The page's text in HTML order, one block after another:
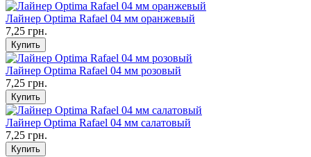
Лайнер Optima Rafael 04 мм оранжевый
7,25 грн.
Лайнер Optima Rafael 04 мм розовый
7,25 грн.
Лайнер Optima Rafael 04 мм салатовый
7,25 грн.